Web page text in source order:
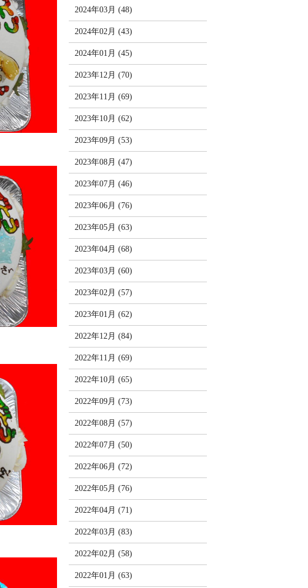
2024年03月 (48)
2024年02月 (43)
2024年01月 (45)
2023年12月 (70)
2023年11月 (69)
2023年10月 (62)
2023年09月 (53)
2023年08月 (47)
2023年07月 (46)
2023年06月 (76)
2023年05月 (63)
2023年04月 (68)
2023年03月 (60)
2023年02月 (57)
2023年01月 (62)
2022年12月 (84)
2022年11月 (69)
2022年10月 (65)
2022年09月 (73)
2022年08月 (57)
2022年07月 (50)
2022年06月 (72)
2022年05月 (76)
2022年04月 (71)
2022年03月 (83)
2022年02月 (58)
2022年01月 (63)